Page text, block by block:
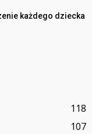
każdego dziecka
118
107